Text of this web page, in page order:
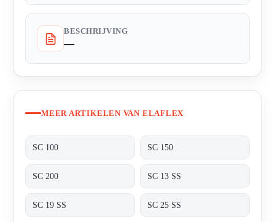
BESCHRIJVING
—
MEER ARTIKELEN VAN ELAFLEX
SC 100 SC 150
SC 200 SC 13 SS
SC 19 SS SC 25 SS